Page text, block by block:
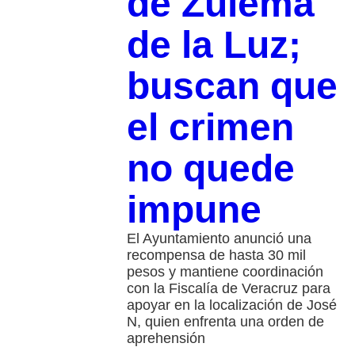
de la Luz;
buscan que
el crimen
no quede
impune
El Ayuntamiento anunció una
recompensa de hasta 30 mil
pesos y mantiene coordinación
con la Fiscalía de Veracruz para
apoyar en la localización de José
N, quien enfrenta una orden de
aprehensión